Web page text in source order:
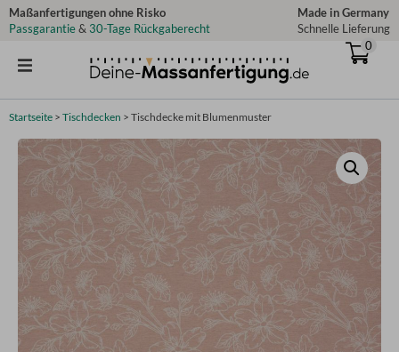
Zum
Inhalt
Maßanfertigungen ohne Risko
Passgarantie& 30-Tage Rückgaberecht
Made in Germany
Schnelle Lieferung
0
Startseite > Tischdecken > Tischdecke mit Blumenmuster